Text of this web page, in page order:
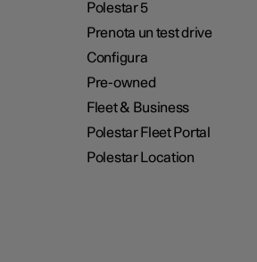
Polestar 5
Prenota un test drive
Configura
Pre-owned
Fleet & Business
Polestar Fleet Portal
Polestar Location